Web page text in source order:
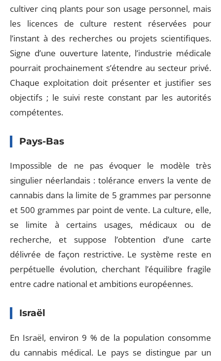
cultiver cinq plants pour son usage personnel, mais
les licences de culture restent réservées pour
l’instant à des recherches ou projets scientifiques.
Signe d’une ouverture latente, l’industrie médicale
pourrait prochainement s’étendre au secteur privé.
Chaque exploitation doit présenter et justifier ses
objectifs ; le suivi reste constant par les autorités
compétentes.
Pays-Bas
Impossible de ne pas évoquer le modèle très
singulier néerlandais : tolérance envers la vente de
cannabis dans la limite de 5 grammes par personne
et 500 grammes par point de vente. La culture, elle,
se limite à certains usages, médicaux ou de
recherche, et suppose l’obtention d’une carte
délivrée de façon restrictive. Le système reste en
perpétuelle évolution, cherchant l’équilibre fragile
entre cadre national et ambitions européennes.
Israël
En Israël, environ 9 % de la population consomme
du cannabis médical. Le pays se distingue par un